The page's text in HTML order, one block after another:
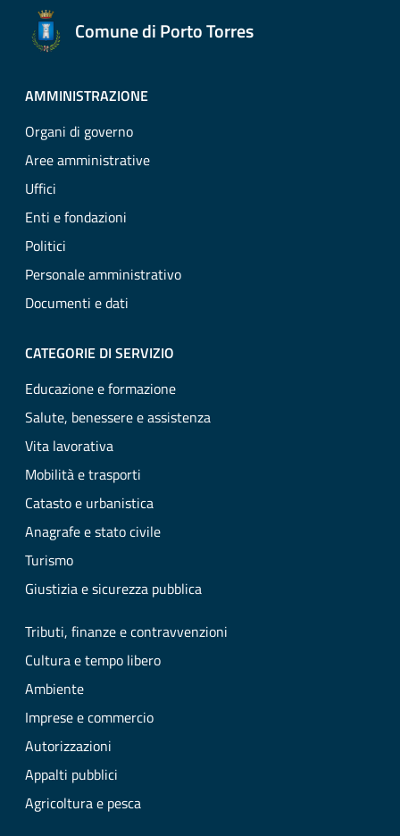
Comune di Porto Torres
AMMINISTRAZIONE
Organi di governo
Aree amministrative
Uffici
Enti e fondazioni
Politici
Personale amministrativo
Documenti e dati
CATEGORIE DI SERVIZIO
Educazione e formazione
Salute, benessere e assistenza
Vita lavorativa
Mobilità e trasporti
Catasto e urbanistica
Anagrafe e stato civile
Turismo
Giustizia e sicurezza pubblica
Tributi, finanze e contravvenzioni
Cultura e tempo libero
Ambiente
Imprese e commercio
Autorizzazioni
Appalti pubblici
Agricoltura e pesca